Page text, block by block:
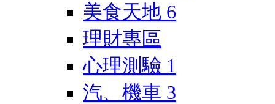
美食天地 6
理財專區
心理測驗 1
汽、機車 3